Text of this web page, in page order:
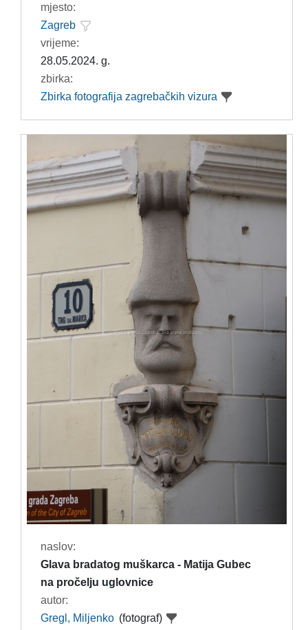
mjesto:
Zagreb
vrijeme:
28.05.2024. g.
zbirka:
Zbirka fotografija zagrebačkih vizura
naslov:
Glava bradatog muškarca - Matija Gubec
na pročelju uglovnice
autor:
Gregl, Miljenko (fotograf)